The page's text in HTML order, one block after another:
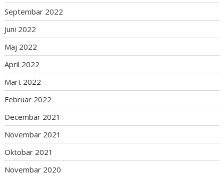
Septembar 2022
Juni 2022
Maj 2022
April 2022
Mart 2022
Februar 2022
Decembar 2021
Novembar 2021
Oktobar 2021
Novembar 2020